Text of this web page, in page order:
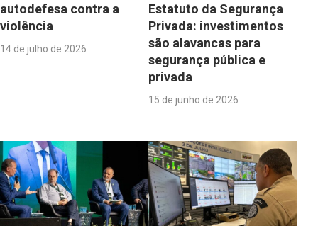
autodefesa contra a
violência
14 de julho de 2026
Estatuto da Segurança
Privada: investimentos
são alavancas para
segurança pública e
privada
15 de junho de 2026